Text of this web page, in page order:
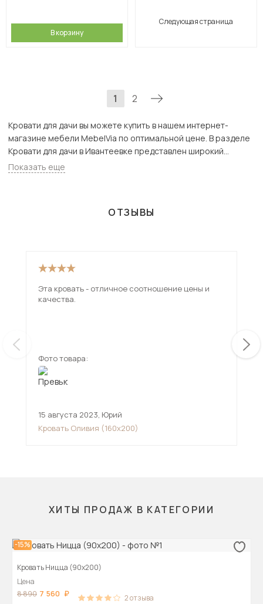
В корзину
Следующая страница
1 2
Кровати для дачи вы можете купить в нашем интернет-
магазине мебели MebelVia по оптимальной цене. В разделе
Кровати для дачи в Ивантеевке представлен широкий
ассортимент товаров с доставкой в Москве и Подмосковью,
включая Ивантеевка. Всего товаров в категории «Кровати
Показать еще
ОТЗЫВЫ
Эта кровать - отличное соотношение цены и
качества.
Фото товара:
15 августа 2023, Юрий
Кровать Оливия (160х200)
ХИТЫ ПРОДАЖ В КАТЕГОРИИ
-15%
Кровать Ницца (90х200)
Цена
8 890 7 560 2 отзыва